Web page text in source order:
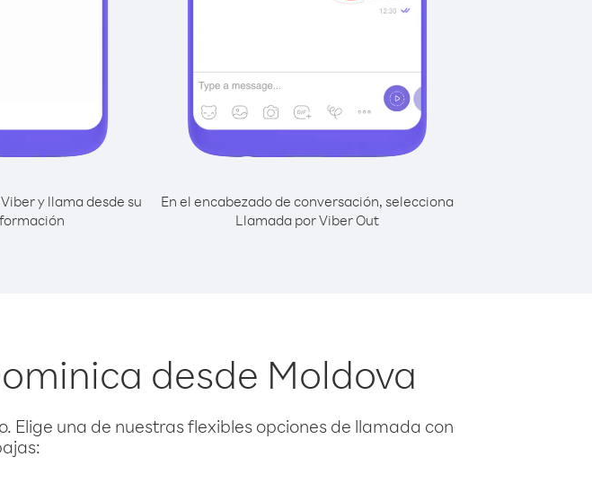
y llama desde su
En el encabezado de conversación, selecciona
Llamada por Viber Out
desde Moldova
una de nuestras flexibles opciones de llamada con